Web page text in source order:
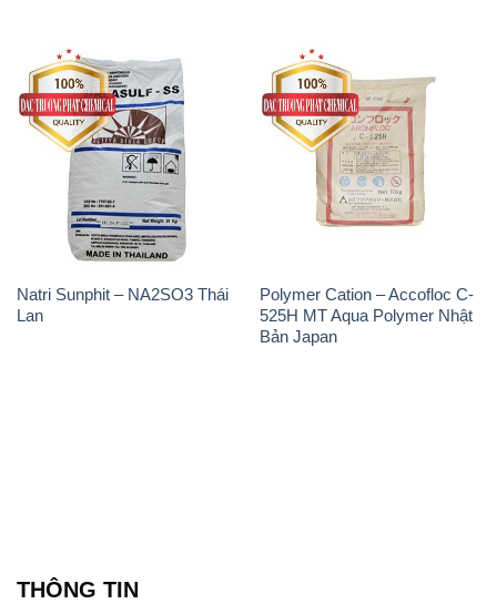
Natri Sunphit – NA2SO3 Thái
Lan
Polymer Cation – Accofloc C-
525H MT Aqua Polymer Nhật
Bản Japan
THÔNG TIN